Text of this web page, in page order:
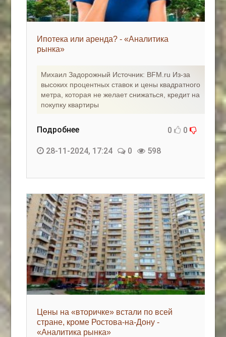
Ипотека или аренда? - «Аналитика
рынка»
Михаил Задорожный Источник: BFM.ru Из-за
высоких процентных ставок и цены квадратного
метра, которая не желает снижаться, кредит на
покупку квартиры
Подробнее 0 0
28-11-2024, 17:24 0 598
Цены на «вторичке» встали по всей
стране, кроме Ростова-на-Дону -
«Аналитика рынка»